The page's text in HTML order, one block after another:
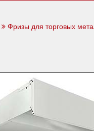
Фризы для торговых